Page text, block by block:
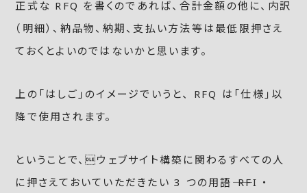
正式な RFQ を書くのであれば、合計金額の他に、内訳
（明細）、納品物、納期、支払い方法等は最低限押さえ
ておくとよいのではないかと思います。
上の「はしご」のイメージでいうと、 RFQ は「仕様」以
降で使用されます。
ということで、ウェブサイト構築に関わるすべての人
に押さえておいていただきたい 3 つの用語―― RFI ・